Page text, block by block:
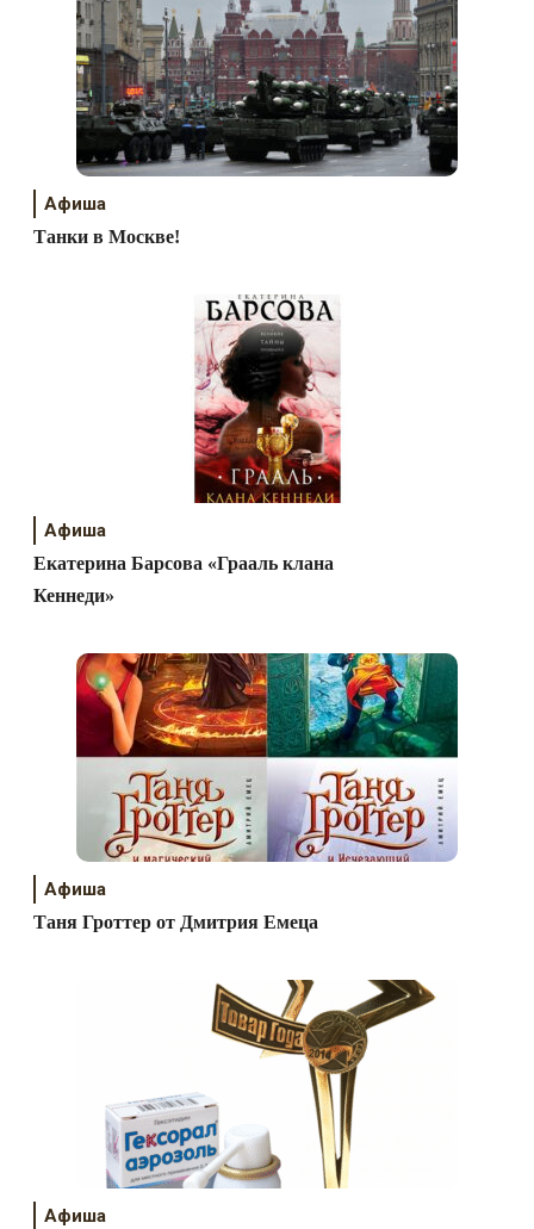
Афиша
Танки в Москве!
Афиша
Екатерина Барсова «Грааль клана
Кеннеди»
Афиша
Таня Гроттер от Дмитрия Емеца
Афиша